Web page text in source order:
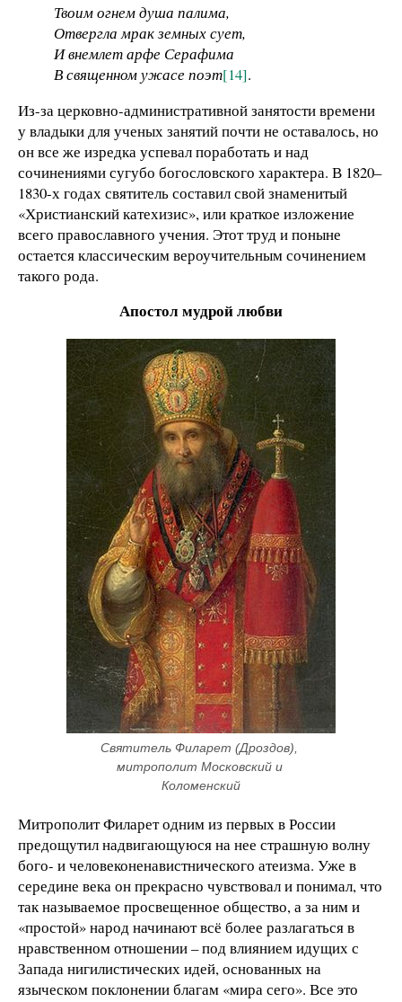
Твоим огнем душа палима,
Отвергла мрак земных сует,
И внемлет арфе Серафима
В священном ужасе поэт[14].
Из-за церковно-административной занятости времени
у владыки для ученых занятий почти не оставалось, но
он все же изредка успевал поработать и над
сочинениями сугубо богословского характера. В 1820–
1830-х годах святитель составил свой знаменитый
«Христианский катехизис», или краткое изложение
всего православного учения. Этот труд и поныне
остается классическим вероучительным сочинением
такого рода.
Апостол мудрой любви
Святитель Филарет (Дроздов),
митрополит Московский и
Коломенский
Митрополит Филарет одним из первых в России
предощутил надвигающуюся на нее страшную волну
бого- и человеконенавистнического атеизма. Уже в
середине века он прекрасно чувствовал и понимал, что
так называемое просвещенное общество, а за ним и
«простой» народ начинают всё более разлагаться в
нравственном отношении – под влиянием идущих с
Запада нигилистических идей, основанных на
языческом поклонении благам «мира сего». Все это